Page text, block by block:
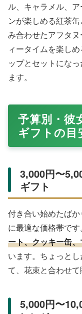
ル、キャラメル、
ンが楽しめる紅茶
み合わせたアフタ
ィータイムを楽し
ップとセットにな
ます。
予算別・彼
ギフトの目
3,000円〜
ギフト
付き合い始めたば
に最適な価格帯です。
ート、クッキー缶
います。ちょっと
て、花束と合わせて
5,000円〜